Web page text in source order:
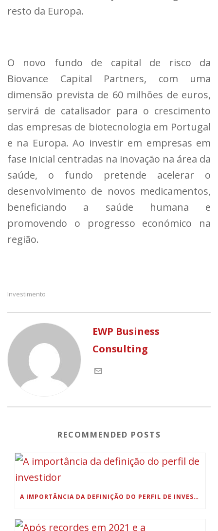
resto da Europa.
O novo fundo de capital de risco da
Biovance Capital Partners, com uma
dimensão prevista de 60 milhões de euros,
servirá de catalisador para o crescimento
das empresas de biotecnologia em Portugal
e na Europa. Ao investir em empresas em
fase inicial centradas na inovação na área da
saúde, o fundo pretende acelerar o
desenvolvimento de novos medicamentos,
beneficiando a saúde humana e
promovendo o progresso económico na
região.
Investimento
EWP Business
Consulting
RECOMMENDED POSTS
A IMPORTÂNCIA DA DEFINIÇÃO DO PERFIL DE INVESTIDOR